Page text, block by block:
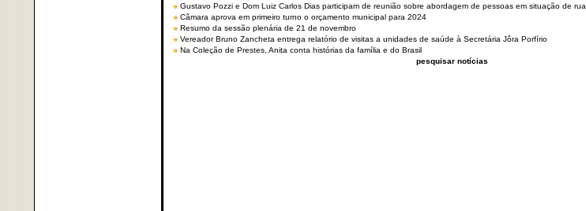
Gustavo Pozzi e Dom Luiz Carlos Dias participam de reunião sobre abordagem de pessoas em situação de rua
Câmara aprova em primeiro turno o orçamento municipal para 2024
Resumo da sessão plenária de 21 de novembro
Vereador Bruno Zancheta entrega relatório de visitas a unidades de saúde à Secretária Jôra Porfírio
Na Coleção de Prestes, Anita conta histórias da família e do Brasil
pesquisar notícias